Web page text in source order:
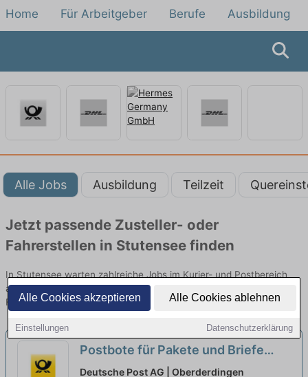
Alle Cookies akzeptieren Alle Cookies ablehnen
Einstellungen Datenschutzerklärung
Home Für Arbeitgeber Berufe Ausbildung
Alle Jobs Ausbildung Teilzeit
Jetzt passende Zusteller- oder
Fahrerstellen in Stutensee finden
In Stutensee warten zahlreiche Jobs im Kurier- und Postbereich
auf dich. Ob mit oder ohne Erfahrung – finde deinen neuen Job als
Fahrer, Bote oder Zusteller direkt in deiner Stadt.
Postbote für Pakete und Briefe
(m/w/d) neu
Deutsche Post AG | Oberderdingen